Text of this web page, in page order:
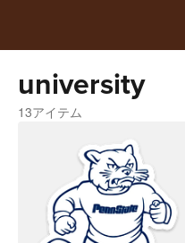
university
13アイテム